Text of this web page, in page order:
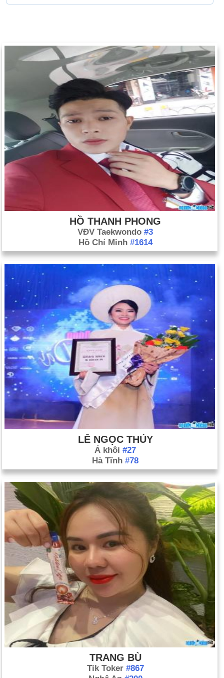
HỒ THANH PHONG
VĐV Taekwondo #3
Hồ Chí Minh #1614
LÊ NGỌC THÚY
Á khôi #27
Hà Tĩnh #78
TRANG BÙ
Tik Toker #867